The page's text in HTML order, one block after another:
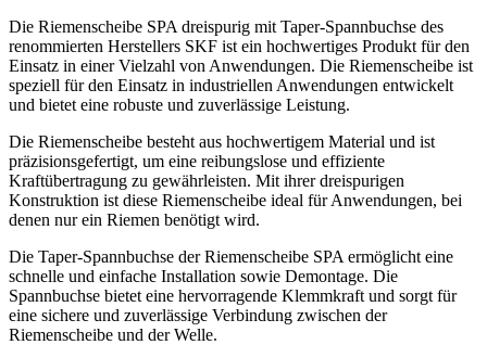
Die Riemenscheibe SPA dreispurig mit Taper-Spannbuchse des
renommierten Herstellers SKF ist ein hochwertiges Produkt für den
Einsatz in einer Vielzahl von Anwendungen. Die Riemenscheibe ist
speziell für den Einsatz in industriellen Anwendungen entwickelt
und bietet eine robuste und zuverlässige Leistung.
Die Riemenscheibe besteht aus hochwertigem Material und ist
präzisionsgefertigt, um eine reibungslose und effiziente
Kraftübertragung zu gewährleisten. Mit ihrer dreispurigen
Konstruktion ist diese Riemenscheibe ideal für Anwendungen, bei
denen nur ein Riemen benötigt wird.
Die Taper-Spannbuchse der Riemenscheibe SPA ermöglicht eine
schnelle und einfache Installation sowie Demontage. Die
Spannbuchse bietet eine hervorragende Klemmkraft und sorgt für
eine sichere und zuverlässige Verbindung zwischen der
Riemenscheibe und der Welle.